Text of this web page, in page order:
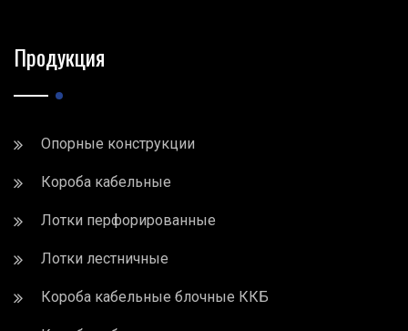
Продукция
Опорные конструкции
Короба кабельные
Лотки перфорированные
Лотки лестничные
Короба кабельные блочные ККБ